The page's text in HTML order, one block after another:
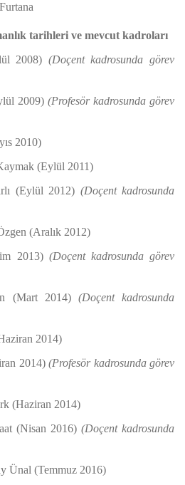
tarihleri ve mevcut kadroları
2008) (Doçent kadrosunda görev
2009) (Profesör kadrosunda görev
2010)
(Eylül 2011)
(Eylül 2012) (Doçent kadrosunda
(Aralık 2012)
2013) (Doçent kadrosunda görev
(Mart 2014) (Doçent kadrosunda
2014)
2014)(Profesör kadrosunda görev
(Haziran 2014)
(Nisan 2016) (Doçent kadrosunda
Ünal (Temmuz 2016)